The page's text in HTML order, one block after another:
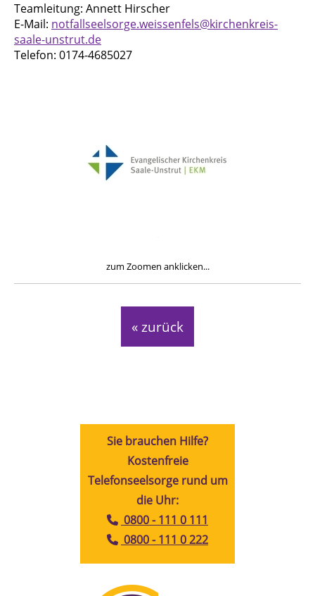
Teamleitung: Annett Hirscher
E-Mail: notfallseelsorge.weissenfels@kirchenkreis-
saale-unstrut.de
Telefon: 0174-4685027
zum Zoomen anklicken...
« zurück
Sie brauchen Hilfe?
Kostenfreie
Telefonseelsorge rund um
die Uhr:
0800 - 111 0 111
0800 - 111 0 222